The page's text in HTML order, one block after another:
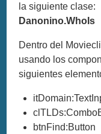
la siguiente clase:
Danonino.WhoIs
Dentro del
usando los
siguientes
btnFind:Button